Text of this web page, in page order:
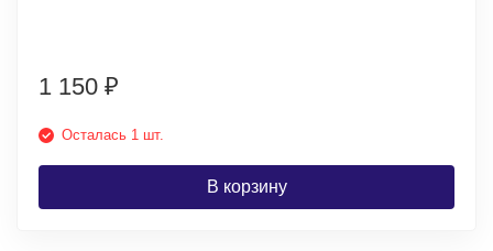
1 150 ₽
Осталась 1 шт.
В корзину